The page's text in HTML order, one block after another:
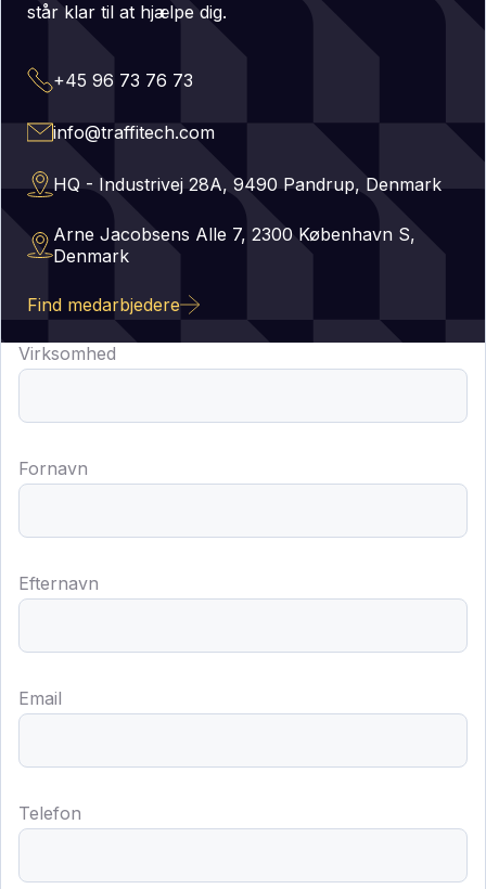
står klar til at hjælpe dig.
+45 96 73 76 73
info@traffitech.com
HQ - Industrivej 28A, 9490 Pandrup, Denmark
Arne Jacobsens Alle 7, 2300 København S,
Denmark
Find medarbjedere
Virksomhed
Fornavn
Efternavn
Email
Telefon